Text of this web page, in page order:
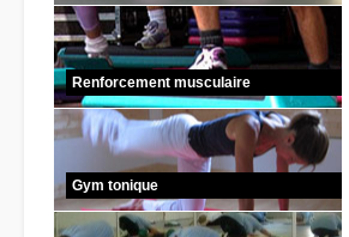
Renforcement musculaire
Gym tonique